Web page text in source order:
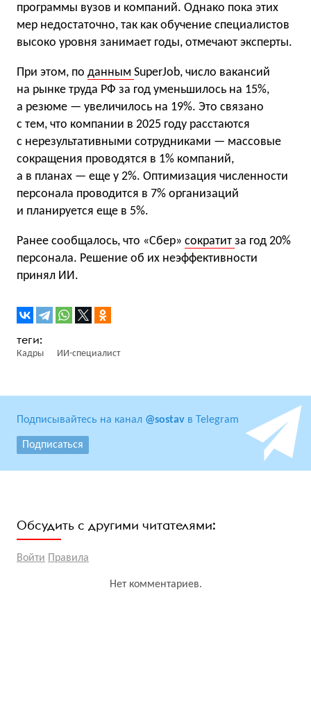
программы вузов и компаний. Однако пока этих
мер недостаточно, так как обучение специалистов
высоко уровня занимает годы, отмечают эксперты.
При этом, по данным SuperJob, число вакансий
на рынке труда РФ за год уменьшилось на 15%,
а резюме — увеличилось на 19%. Это связано
с тем, что компании в 2025 году расстаются
с нерезультативными сотрудниками — массовые
сокращения проводятся в 1% компаний,
а в планах — еще у 2%. Оптимизация численности
персонала проводится в 7% организаций
и планируется еще в 5%.
Ранее сообщалось, что «Сбер» сократит за год 20%
персонала. Решение об их неэффективности
принял ИИ.
Кадры ИИ-специалист
Подписывайтесь на канал @sostav в Telegram
Подписаться
Обсудить с другими читателями:
Войти Правила
Нет комментариев.